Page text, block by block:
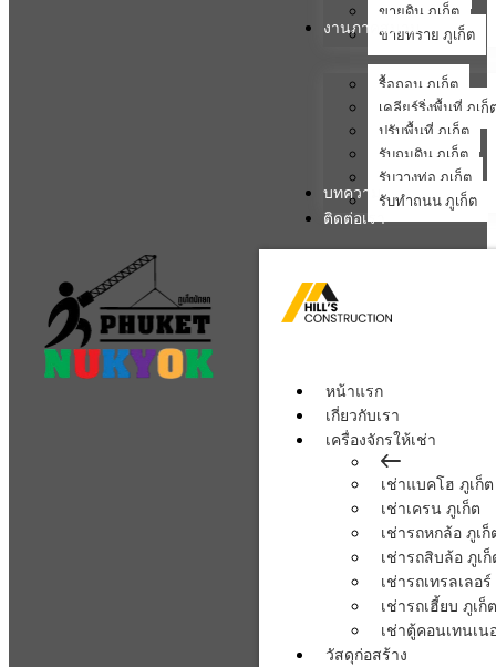
ขายดิน ภูเก็ต
ขายทราย ภูเก็ต
งานภาคสนาม
รื้อถอน ภูเก็ต
เคลียร์ริ่งพื้นที่ ภูเก็
ปรับพื้นที่ ภูเก็ต
รับถมดิน ภูเก็ต
รับวางท่อ ภูเก็ต
รับทำถนน ภูเก็ต
บทความ
ติดต่อเรา
หน้าแรก
เกี่ยวกับเรา
เครื่องจักรให้เช่า
เช่าแบคโฮ ภูเก็ต
เช่าเครน ภูเก็ต
เช่ารถหกล้อ ภูเก็
เช่ารถสิบล้อ ภูเ
เช่ารถเทรลเลอ
เช่ารถเฮี้ยบ ภูเก็ต
เช่าตู้คอนเทนเน
วัสดุก่อสร้าง